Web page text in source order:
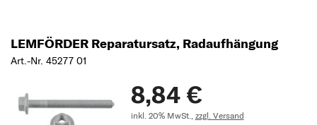
LEMFÖRDER Reparatursatz, Radaufhängung
Art.-Nr. 45277 01
8,84 €
inkl. 20% MwSt., zzgl. Versand